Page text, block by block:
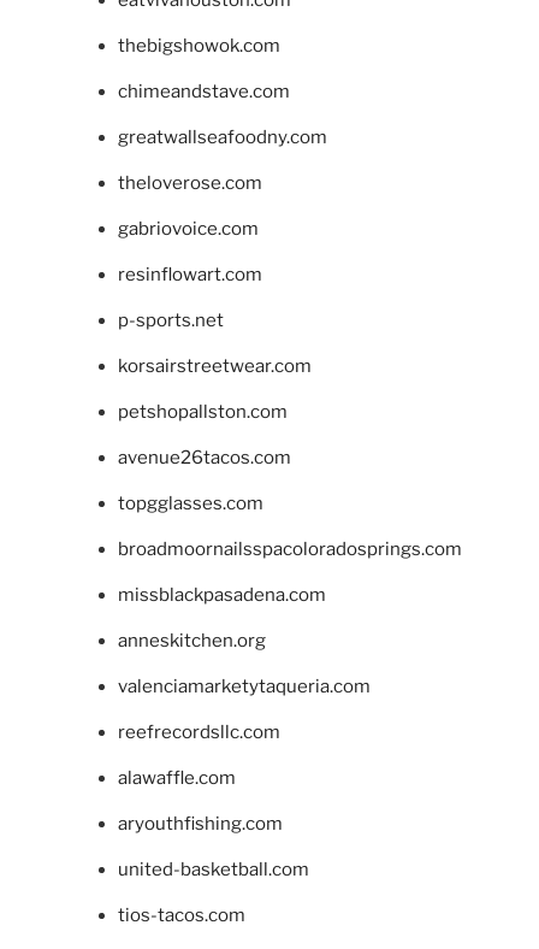
thebigshowok.com
chimeandstave.com
greatwallseafoodny.com
theloverose.com
gabriovoice.com
resinflowart.com
p-sports.net
korsairstreetwear.com
petshopallston.com
avenue26tacos.com
topgglasses.com
broadmoornailsspacoloradosprings.com
missblackpasadena.com
anneskitchen.org
valenciamarketytaqueria.com
reefrecordsllc.com
alawaffle.com
aryouthfishing.com
united-basketball.com
tios-tacos.com